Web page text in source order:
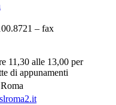
– fax
11,30 alle 13,00 per
di appunamenti